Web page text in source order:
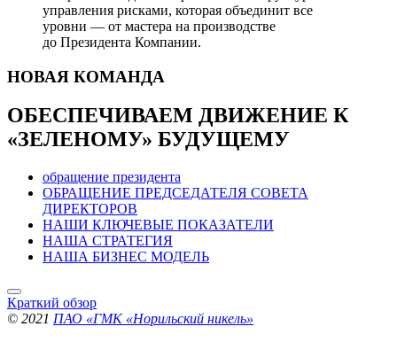
управления рисками, которая объединит все
уровни — от мастера на производстве
до Президента Компании.
НОВАЯ КОМАНДА
ОБЕСПЕЧИВАЕМ ДВИЖЕНИЕ К
«ЗЕЛЕНОМУ» БУДУЩЕМУ
обращение президента
ОБРАЩЕНИЕ ПРЕДСЕДАТЕЛЯ СОВЕТА
ДИРЕКТОРОВ
НАШИ КЛЮЧЕВЫЕ ПОКАЗАТЕЛИ
НАША СТРАТЕГИЯ
НАША БИЗНЕС МОДЕЛЬ
Краткий обзор
© 2021 ПАО «ГМК «Норильский никель»